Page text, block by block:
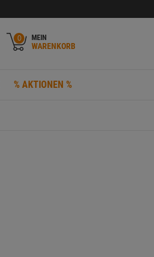
0 MEIN
WARENKORB
% AKTIONEN %